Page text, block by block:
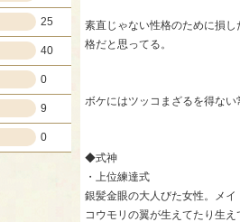
25
40
0
9
0
素直じゃない性格のために損
格だと思ってる。
ボケにはツッコまざるを得ない
◆式神
・上位練達式
銀髪金眼の大人びた女性。メイ
コウモリの翼が生えてたり生え